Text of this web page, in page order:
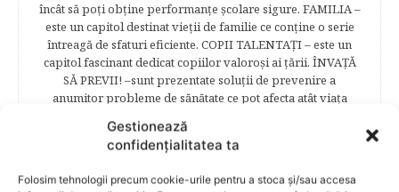
Gestionează
confidențialitatea ta
Folosim tehnologii precum cookie-urile pentru a stoca și/sau accesa
încât să poţi obţine performanţe şcolare sigure. FAMILIA –
este un capitol destinat vieţii de familie ce conţine o serie
întreagă de sfaturi eficiente. COPII TALENTAŢI – este un
capitol fascinant dedicat copiilor valoroși ai țării. ÎNVAŢĂ
SĂ PREVII! –sunt prezentate soluţii de prevenire a
anumitor probleme de sănătate ce pot afecta atât viaţa